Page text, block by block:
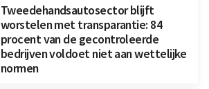
Tweedehandsautosector blijft
worstelen met transparantie: 84
procent van de gecontroleerde
bedrijven voldoet niet aan wettelijke
normen